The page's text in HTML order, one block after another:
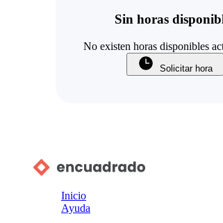
Sin horas
No existen horas disponibles
Solicitar hora
Inicio
Ayuda